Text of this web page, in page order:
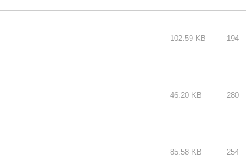
102.59 KB 194
46.20 KB 280
85.58 KB 254